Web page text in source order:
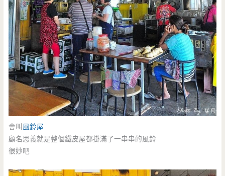
會叫 風鈴屋
顧名思義就是整個鐵皮屋都掛滿了一串串的風鈴
很妙吧